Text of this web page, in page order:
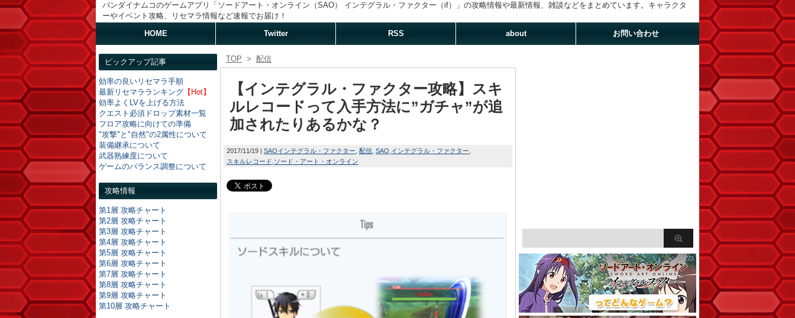
バンダイナムコのゲームアプリ「ソードアート・オンライン（SAO） インテグラル・ファクター（if）」の攻略情報や最新情報、雑談などをまとめています。キャラクタ
ーやイベント攻略、リセマラ情報など速報でお届け！
HOME
Twitter RSS about お問い合わせ
ピックアップ記事
効率の良いリセマラ手順
最新リセマラランキング 【Hot】
効率よくLVを上げる方法
クエスト必須ドロップ素材一覧
フロア攻略に向けての準備
"攻撃"と"自然"の2属性について
装備継承について
武器熟練度について
ゲームのバランス調整について
攻略情報
第1層 攻略チャート
第2層 攻略チャート
第3層 攻略チャート
第4層 攻略チャート
第5層 攻略チャート
第6層 攻略チャート
第7層 攻略チャート
第8層 攻略チャート
第9層 攻略チャート
第10層 攻略チャート
TOP > 配信
【インテグラル・ファクター攻略】スキ
ルレコードって入手方法に”ガチャ”が追
加されたりあるかな？
2017/11/19 SAOインテグラル・ファクター 配信 SAO インテグラル・ファクター
スキルレコード ソード・アート・オンライン